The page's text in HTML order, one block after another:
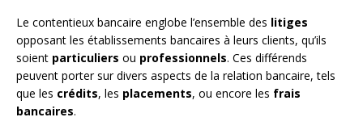
Le contentieux bancaire englobe l’ensemble des litiges
opposant les établissements bancaires à leurs clients, qu’ils
soient particuliers ou professionnels. Ces différends
peuvent porter sur divers aspects de la relation bancaire, tels
que les crédits, les placements, ou encore les frais
bancaires.